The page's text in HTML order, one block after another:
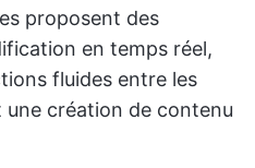
proposent des
en temps réel,
fluides entre les
une création de contenu